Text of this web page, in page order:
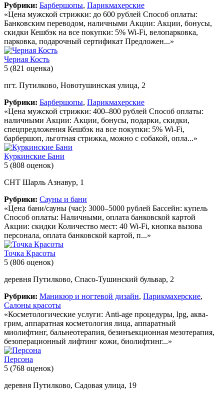
Рубрики: Барбершопы, Парикмахерские
«Цена мужской стрижки: до 600 рублей Способ оплаты:
Банковским переводом, наличными Акции: Акции, бонусы,
скидки Кешбэк на все покупки: 5% Wi-Fi, велопарковка,
парковка, подарочный сертификат Предложен...»
Черная Кость
5 (821 оценка)
пгт. Путилково, Новотушинская улица, 2
Рубрики: Барбершопы, Парикмахерские
«Цена мужской стрижки: 400–800 рублей Способ оплаты:
наличными Акции: Акции, бонусы, подарки, скидки,
спецпредложения Кешбэк на все покупки: 5% Wi-Fi,
барбершоп, льготная стрижка, можно с собакой, опла...»
Куркинские Бани
5 (808 оценок)
СНТ Шарль Азнавур, 1
Рубрики: Сауны и бани
«Цена бани/сауны (час): 3000–5000 рублей Бассейн: купель
Способ оплаты: Наличными, оплата банковской картой
Акции: скидки Количество мест: 40 Wi-Fi, кнопка вызова
персонала, оплата банковской картой, п...»
Точка Красоты
5 (806 оценок)
деревня Путилково, Спасо-Тушинский бульвар, 2
Рубрики: Маникюр и ногтевой дизайн, Парикмахерские,
Салоны красоты
«Косметологические услуги: Anti-age процедуры, lpg, аква-
грим, аппаратная косметология лица, аппаратный
миолифтинг, бальнеотерапия, безинъекционная мезотерапия,
безоперационный лифтинг кожи, биолифтинг...»
Персона
5 (768 оценок)
деревня Путилково, Садовая улица, 19